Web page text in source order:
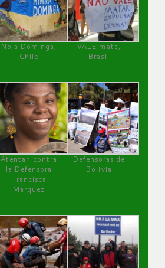
No a Dominga,
Chile
VALE mata,
Brasil
Atentan contra
la Defensora
Francisca
Márquez
Defensoras de
Bolivia